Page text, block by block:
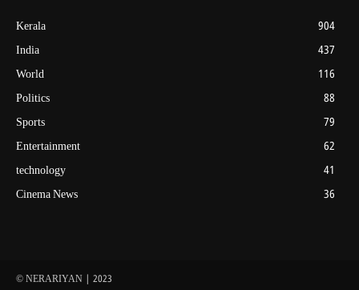
Kerala
904
India
437
World
116
Politics
88
Sports
79
Entertainment
62
technology
41
Cinema News
36
© NERARIYAN | 2023